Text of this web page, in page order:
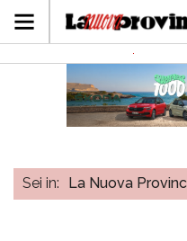
Sei in: La Nuova